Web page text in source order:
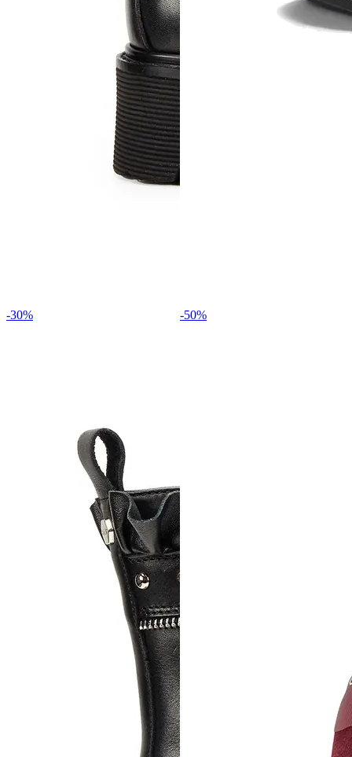
-30% -50%